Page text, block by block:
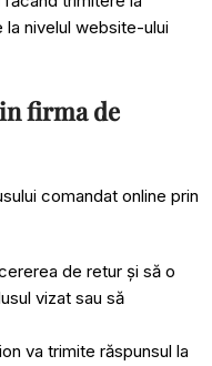
nivelul website-ului
firma de
comandat online prin
de retur și să o
vizat sau să
va trimite răspunsul la